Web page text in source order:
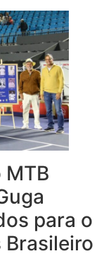
para o
Brasileiro